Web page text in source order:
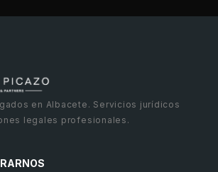
en Albacete. Servicios jurídicos
legales profesionales.